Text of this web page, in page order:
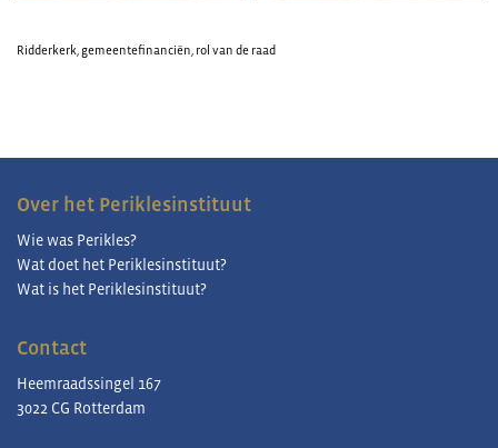
Ridderkerk, gemeentefinanciën, rol van de raad
Over het Periklesinstituut
Wie was Perikles?
Wat doet het Periklesinstituut?
Wat is het Periklesinstituut?
Contact
Heemraadssingel 167
3022 CG Rotterdam